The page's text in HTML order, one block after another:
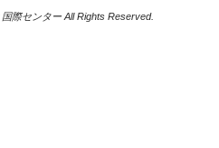
際センター All Rights Reserved.